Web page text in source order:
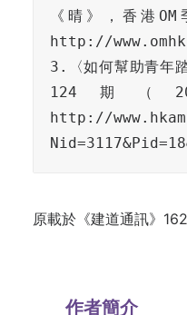
《晴》，香港
http://
3.〈如何幫助青年
124期（
http://
原載於 《建道通訊》
作者簡介